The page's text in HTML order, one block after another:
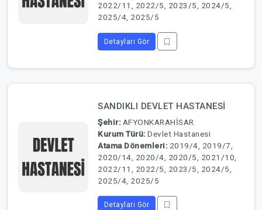
2022/11, 2022/5, 2023/5, 2024/5,
2025/4, 2025/5
Detayları Gör
SANDIKLI DEVLET HASTANESİ
Şehir: AFYONKARAHİSAR
Kurum Türü: Devlet Hastanesi
Atama Dönemleri: 2019/4, 2019/7,
2020/14, 2020/4, 2020/5, 2021/10,
2022/11, 2022/5, 2023/5, 2024/5,
2025/4, 2025/5
Detayları Gör